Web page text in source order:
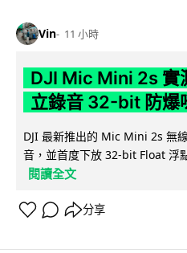
Vin 11 小時
DJI Mic Mini 2s 實
立錄音 32-bit 防爆
DJI 最新推出的 Mic Mini 2s 無
音，並首度下放 32-bit Float 浮
閱讀全文
分享